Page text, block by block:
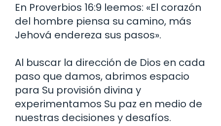
En Proverbios 16:9 leemos: «El corazón
del hombre piensa su camino, más
Jehová endereza sus pasos».
Al buscar la dirección de Dios en cada
paso que damos, abrimos espacio
para Su provisión divina y
experimentamos Su paz en medio de
nuestras decisiones y desafíos.